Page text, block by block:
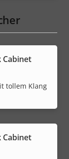
Cabinet
tollem Klang
Cabinet